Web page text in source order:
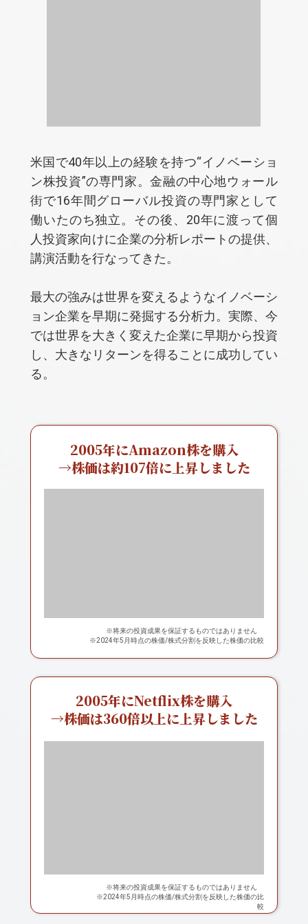
米国で40年以上の経験を持つ“イノベーショ
ン株投資”の専門家。金融の中心地ウォール
街で16年間グローバル投資の専門家として
働いたのち独立。その後、20年に渡って個
人投資家向けに企業の分析レポートの提供、
講演活動を行なってきた。
最大の強みは世界を変えるようなイノベーシ
ョン企業を早期に発掘する分析力。実際、今
では世界を大きく変えた企業に早期から投資
し、大きなリターンを得ることに成功してい
る。
2005年にAmazon株を購入
→株価は約107倍に上昇しました
※将来の投資成果を保証するものではありません
※2024年5月時点の株価/株式分割を反映した株価の比較
2005年にNetflix株を購入
→株価は360倍以上に上昇しました
※将来の投資成果を保証するものではありません
※2024年5月時点の株価/株式分割を反映した株価の比
較